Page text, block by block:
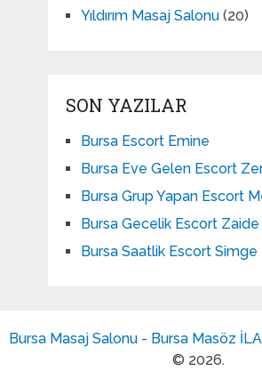
Yıldırım Masaj Salonu(20)
SON YAZILAR
Bursa Escort Emine
Bursa Eve Gelen Escort
Bursa Grup Yapan Escort
Bursa Gecelik Escort Zaide
Bursa Saatlik Escort Simge
Bursa Masaj Salonu - Bursa Masöz
© 2026.